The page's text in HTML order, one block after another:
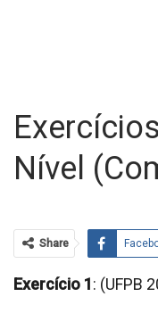
Nível
Share
Exercício 1: (UFPB